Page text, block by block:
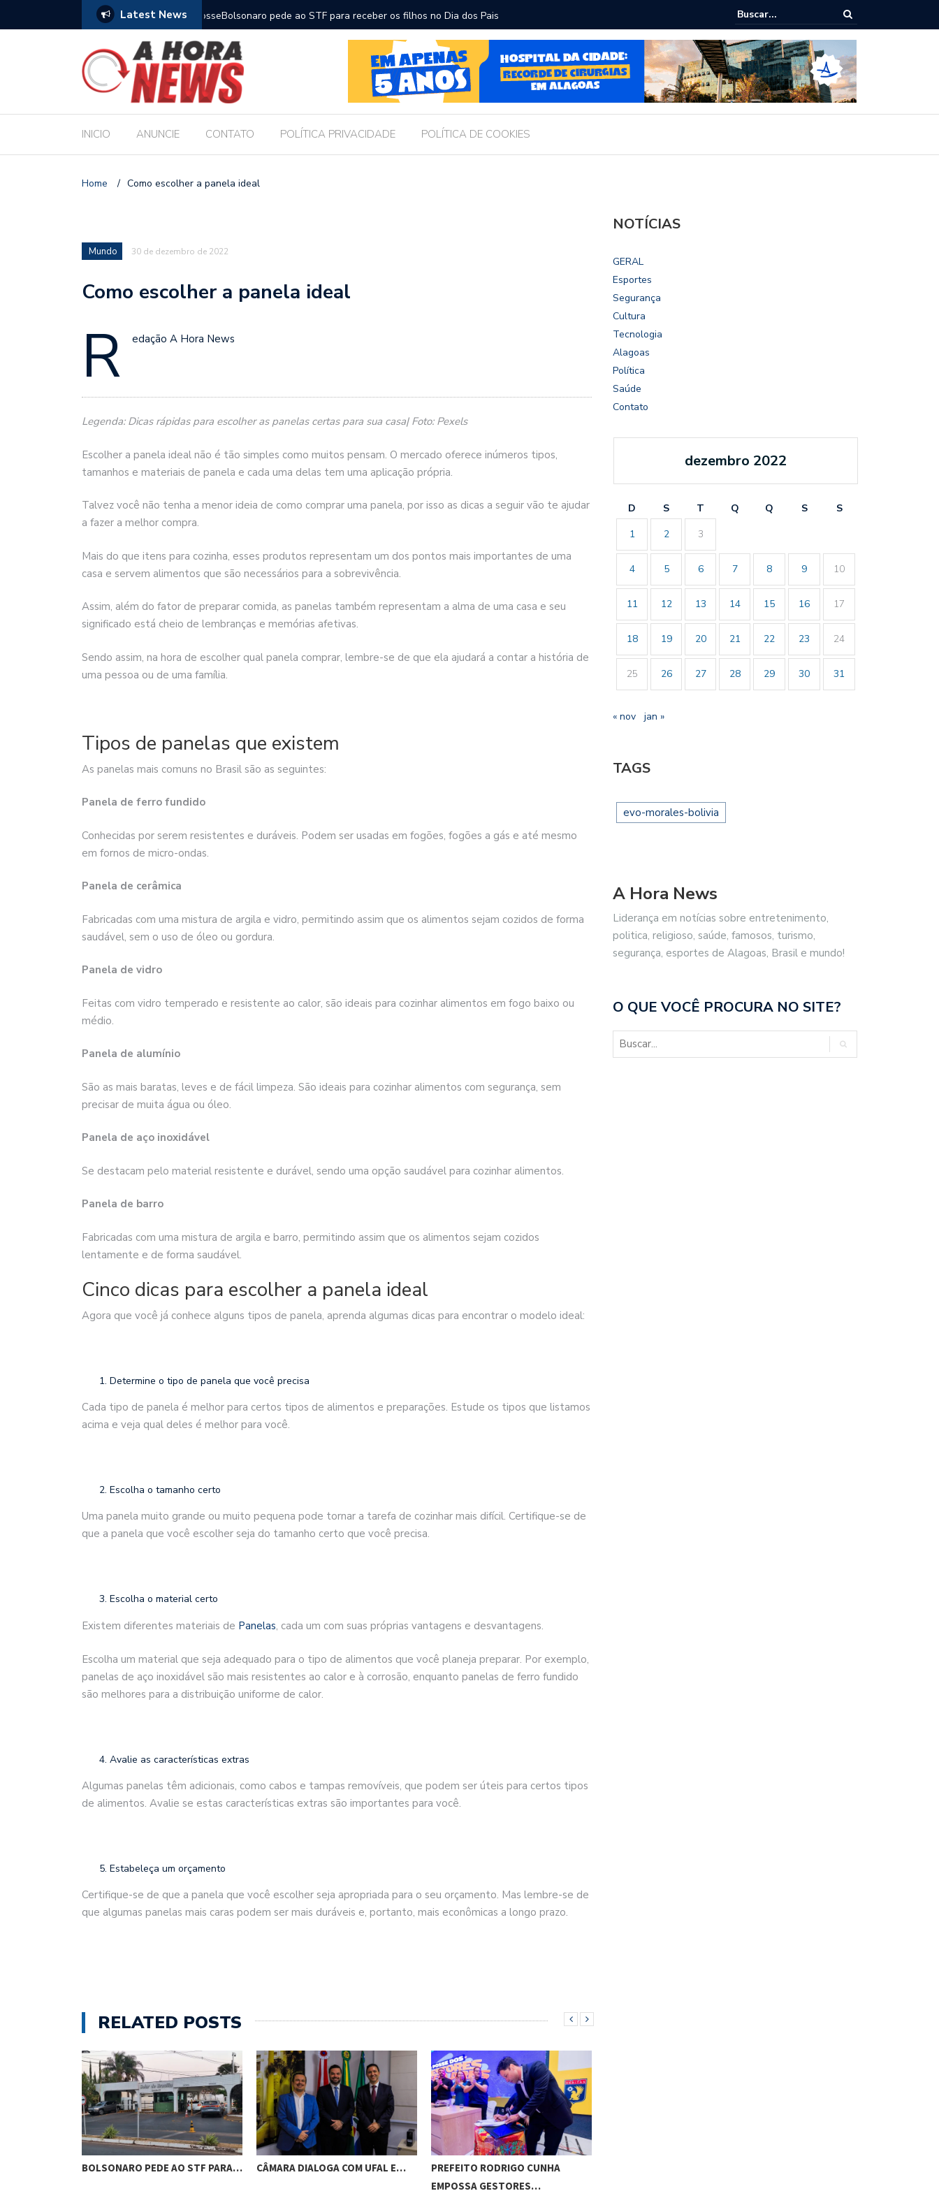
Latest News
com a Educação durante posse Bolsonaro pede ao STF para receber os filhos no Dia dos Pais
Câmara dialoga com UFAL e Faculdade de Coimbra sobre parcerias para
Legislativo
INICIO ANUNCIE CONTATO POLÍTICA PRIVACIDADE POLÍTICA DE COOKIES
Home / Como escolher a panela ideal
Mundo 30 de dezembro de 2022
Como escolher a panela ideal
R edação A Hora News
Legenda: Dicas rápidas para escolher as panelas certas para sua casa| Foto: Pexels
Escolher a panela ideal não é tão simples como muitos pensam. O mercado oferece inúmeros tipos,
tamanhos e materiais de panela e cada uma delas tem uma aplicação própria.
Talvez você não tenha a menor ideia de como comprar uma panela, por isso as dicas a seguir vão te ajudar
a fazer a melhor compra.
Mais do que itens para cozinha, esses produtos representam um dos pontos mais importantes de uma
casa e servem alimentos que são necessários para a sobrevivência.
Assim, além do fator de preparar comida, as panelas também representam a alma de uma casa e seu
significado está cheio de lembranças e memórias afetivas.
Sendo assim, na hora de escolher qual panela comprar, lembre-se de que ela ajudará a contar a história de
uma pessoa ou de uma família.
Tipos de panelas que existem
As panelas mais comuns no Brasil são as seguintes:
Panela de ferro fundido
Conhecidas por serem resistentes e duráveis. Podem ser usadas em fogões, fogões a gás e até mesmo
em fornos de micro-ondas.
Panela de cerâmica
Fabricadas com uma mistura de argila e vidro, permitindo assim que os alimentos sejam cozidos de forma
saudável, sem o uso de óleo ou gordura.
Panela de vidro
Feitas com vidro temperado e resistente ao calor, são ideais para cozinhar alimentos em fogo baixo ou
médio.
Panela de alumínio
São as mais baratas, leves e de fácil limpeza. São ideais para cozinhar alimentos com segurança, sem
precisar de muita água ou óleo.
Panela de aço inoxidável
Se destacam pelo material resistente e durável, sendo uma opção saudável para cozinhar alimentos.
Panela de barro
Fabricadas com uma mistura de argila e barro, permitindo assim que os alimentos sejam cozidos
lentamente e de forma saudável.
Cinco dicas para escolher a panela ideal
Agora que você já conhece alguns tipos de panela, aprenda algumas dicas para encontrar o modelo ideal:
Determine o tipo de panela que você precisa
Cada tipo de panela é melhor para certos tipos de alimentos e preparações. Estude os tipos que listamos
acima e veja qual deles é melhor para você.
Escolha o tamanho certo
Uma panela muito grande ou muito pequena pode tornar a tarefa de cozinhar mais difícil. Certifique-se de
que a panela que você escolher seja do tamanho certo que você precisa.
Escolha o material certo
Existem diferentes materiais de Panelas, cada um com suas próprias vantagens e desvantagens.
Escolha um material que seja adequado para o tipo de alimentos que você planeja preparar. Por exemplo,
panelas de aço inoxidável são mais resistentes ao calor e à corrosão, enquanto panelas de ferro fundido
são melhores para a distribuição uniforme de calor.
Avalie as características extras
Algumas panelas têm adicionais, como cabos e tampas removíveis, que podem ser úteis para certos tipos
de alimentos. Avalie se estas características extras são importantes para você.
Estabeleça um orçamento
Certifique-se de que a panela que você escolher seja apropriada para o seu orçamento. Mas lembre-se de
que algumas panelas mais caras podem ser mais duráveis e, portanto, mais econômicas a longo prazo.
RELATED POSTS
BOLSONARO PEDE AO STF PARA… CÂMARA DIALOGA COM UFAL E…
PREFEITO RODRIGO CUNHA
EMPOSSA GESTORES…
NOTÍCIAS
GERAL
Esportes
Segurança
Cultura
Tecnologia
Alagoas
Política
Saúde
Contato
dezembro 2022
D S T Q Q S
S
1
2 3
4 5 6 7 8 9 10
11 12 13 14 15 16 17
18 19 20 21 22 23 24
25 26 27 28 29 30 31
« nov jan »
TAGS
evo-morales-bolivia
A Hora News
Liderança em notícias sobre entretenimento,
politica, religioso, saúde, famosos, turismo,
segurança, esportes de Alagoas, Brasil e mundo!
O QUE VOCÊ PROCURA NO SITE?